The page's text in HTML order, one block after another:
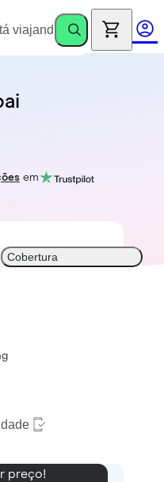
em
Cobertura
preço!